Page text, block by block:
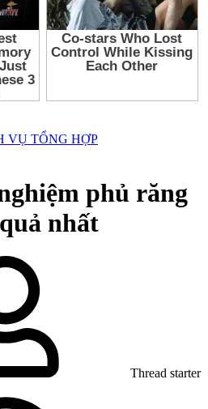
VỤ TỔNG HỢP
phủ răng
nhất
Thread starter